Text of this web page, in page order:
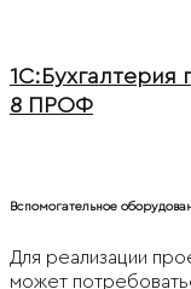
1С:Бухгалтерия
8 ПРОФ
Вспомогательное
Для реализации
может